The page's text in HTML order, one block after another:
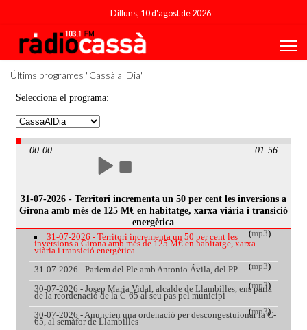
Dilluns, 10 d'agost de 2026
Últims programes "Cassà al Dia"